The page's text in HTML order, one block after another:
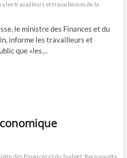
les travailleurs et travailleuses de la
le ministre des Finances et du
informe les travailleurs et
que «les…
des Finances et du budget Reconquête